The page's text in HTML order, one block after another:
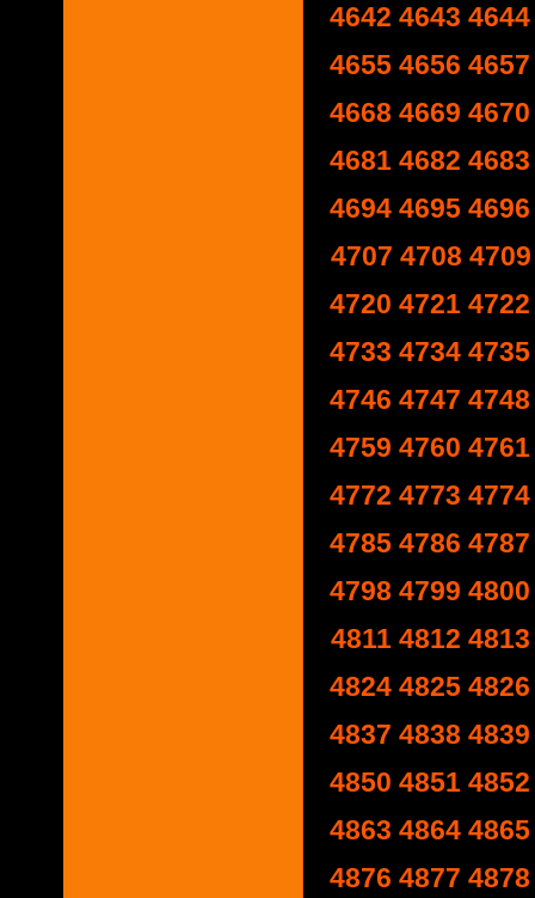
4642 4643 4644
4655 4656 4657
4668 4669 4670
4681 4682 4683
4694 4695 4696
4707 4708 4709
4720 4721 4722
4733 4734 4735
4746 4747 4748
4759 4760 4761
4772 4773 4774
4785 4786 4787
4798 4799 4800
4811 4812 4813
4824 4825 4826
4837 4838 4839
4850 4851 4852
4863 4864 4865
4876 4877 4878